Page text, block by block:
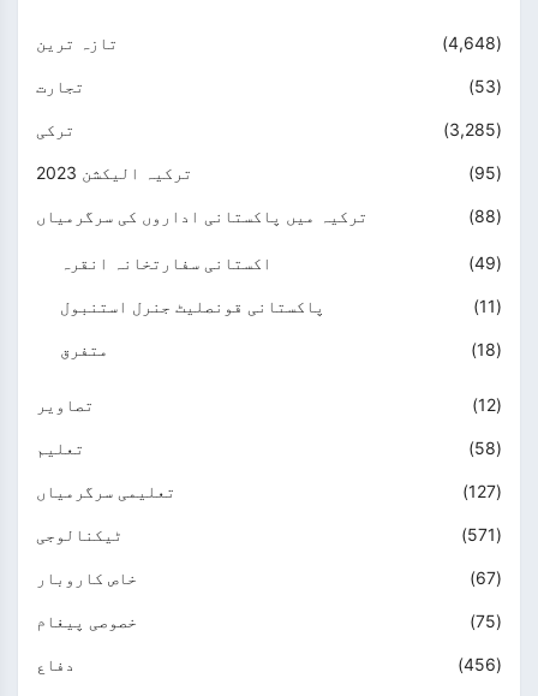
تازہ ترین (4,648)
تجارت (53)
ترکی (3,285)
ترکیہ الیکشن 2023 (95)
ترکیہ میں پاکستانی اداروں کی سرگرمیاں (88)
اکستانی سفارتخانہ انقرہ (49)
پاکستانی قونصلیٹ جنرل استنبول (11)
متفرق (18)
تصاویر (12)
تعلیم (58)
تعلیمی سرگرمیاں (127)
ٹیکنالوجی (571)
خاص کاروبار (67)
خصوصی پیغام (75)
دفاع (456)